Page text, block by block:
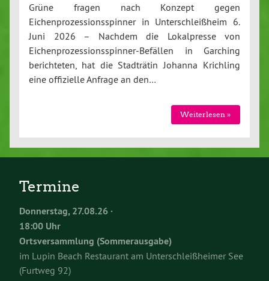
Grüne fragen nach Konzept gegen
Eichenprozessionsspinner in Unterschleißheim 6.
Juni 2026 – Nachdem die Lokalpresse von
Eichenprozessionsspinner-Befällen in Garching
berichteten, hat die Stadträtin Johanna Krichling
eine offizielle Anfrage an den…
Weiterlesen »
Termine
Donnerstag, 27.08.26 ·
18:00 Uhr
Ortsversammlung (Sommerausgabe)
im Lupin Beach Restaurant am Unterschleißheimer See
(Furtweg 92)